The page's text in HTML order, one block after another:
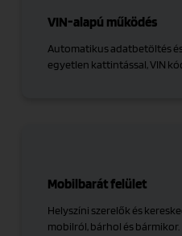
VIN-alapú működés
Automatikus adatbetöltés
egyetlen kattintással, VIN
Mobilbarát felület
Helyszíni szerelők és
mobilról, bárhol és bármikor.